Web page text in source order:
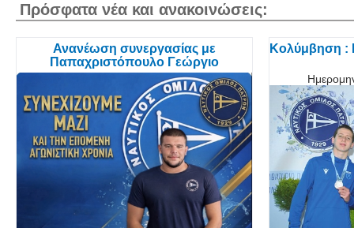
Πρόσφατα νέα και ανακοινώσεις:
Ανανέωση συνεργασίας με
Παπαχριστόπουλο Γεώργιο
Κολύμβηση :